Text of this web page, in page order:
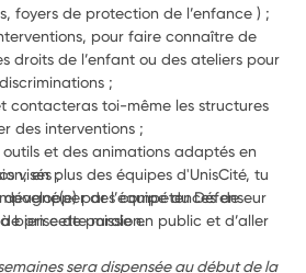
foyers de protection de l’enfance ) ;
pour faire connaître de
droits de l’enfant ou des ateliers pour
contacteras toi-même les structures
et des animations adaptés en
visés ;
des compétences de
prise de parole en public et d’aller
en plus des équipes d'UnisCité, tu
par l’équipe du Défenseur
des Droits pour mener à bien cette mission.
sera dispensée au début de la